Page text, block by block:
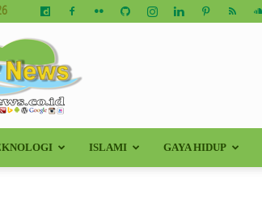
ISLAMI GAYA HIDUP